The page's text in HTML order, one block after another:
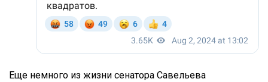
Еще немного из жизни сенатора Савельева